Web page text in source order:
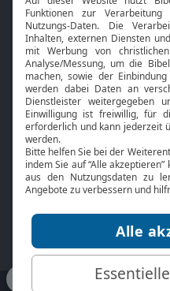
Neuigkeiten
Bibel TV
Über uns
Jobs
Mediadaten